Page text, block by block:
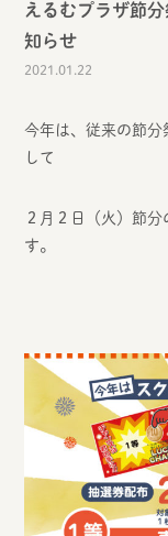
えるむプラザ節
知らせ
2021.01.22
今年は、従来の節分
して
２月２日（火）節
す。